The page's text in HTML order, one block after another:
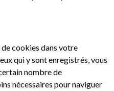
de cookies dans votre
qui y sont enregistrés, vous
nombre de
nécessaires pour naviguer